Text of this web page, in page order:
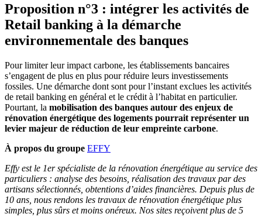
Proposition n°3 : intégrer les activités de
Retail banking à la démarche
environnementale des banques
Pour limiter leur impact carbone, les établissements bancaires
s’engagent de plus en plus pour réduire leurs investissements
fossiles. Une démarche dont sont pour l’instant exclues les activités
de retail banking en général et le crédit à l’habitat en particulier.
Pourtant, la mobilisation des banques autour des enjeux de
rénovation énergétique des logements pourrait représenter un
levier majeur de réduction de leur empreinte carbone.
À propos du groupe EFFY
Effy est le 1er spécialiste de la rénovation énergétique au service des
particuliers : analyse des besoins, réalisation des travaux par des
artisans sélectionnés, obtentions d’aides financières. Depuis plus de
10 ans, nous rendons les travaux de rénovation énergétique plus
simples, plus sûrs et moins onéreux. Nos sites reçoivent plus de 5